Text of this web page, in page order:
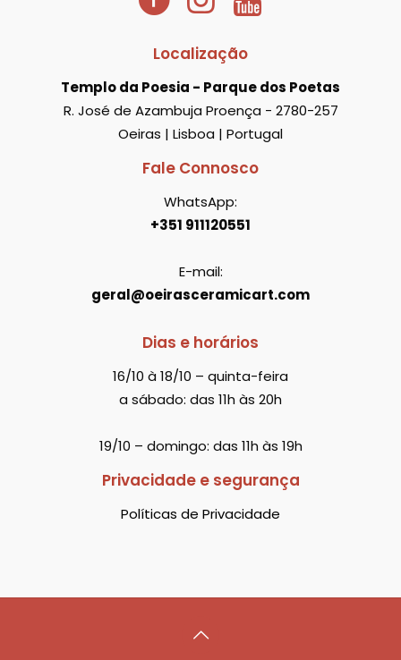
Localização
Templo da Poesia - Parque dos Poetas
R. José de Azambuja Proença - 2780-257
Oeiras | Lisboa | Portugal
Fale Connosco
WhatsApp:
+351 911120551
E-mail:
geral@oeirasceramicart.com
Dias e horários
16/10 à 18/10 – quinta-feira
a sábado: das 11h às 20h
19/10 – domingo: das 11h às 19h
Privacidade e segurança
Políticas de Privacidade